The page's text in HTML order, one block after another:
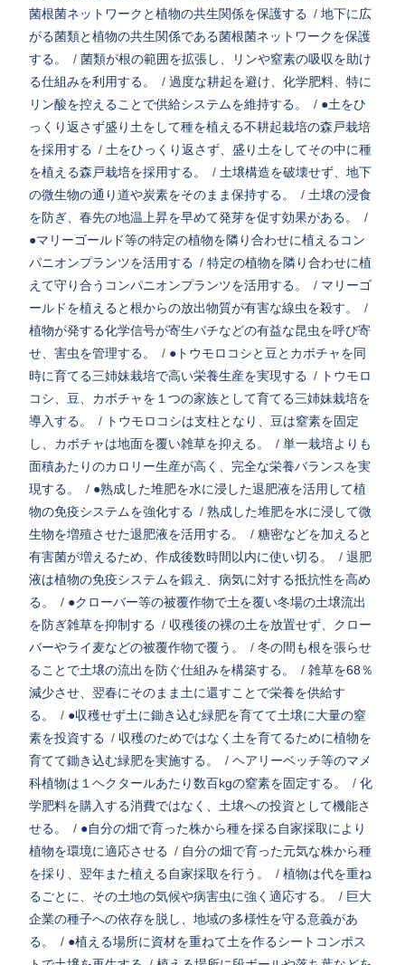
菌根菌ネットワークと植物の共生関係を保護する / 地下に広
がる菌類と植物の共生関係である菌根菌ネットワークを保護
する。
/ 菌類が根の範囲を拡張し、リンや窒素の吸収を助け
る仕組みを利用する。
/ 過度な耕起を避け、化学肥料、特に
リン酸を控えることで供給システムを維持する。
/ ●土をひ
っくり返さず盛り土をして種を植える不耕起栽培の森戸栽培
を採用する / 土をひっくり返さず、盛り土をしてその中に種
を植える森戸栽培を採用する。
/ 土壌構造を破壊せず、地下
の微生物の通り道や炭素をそのまま保持する。
/ 土壌の浸食
を防ぎ、春先の地温上昇を早めて発芽を促す効果がある。
/
●マリーゴールド等の特定の植物を隣り合わせに植えるコン
パニオンプランツを活用する / 特定の植物を隣り合わせに植
えて守り合うコンパニオンプランツを活用する。
/ マリーゴ
ールドを植えると根からの放出物質が有害な線虫を殺す。
/
植物が発する化学信号が寄生バチなどの有益な昆虫を呼び寄
せ、害虫を管理する。
/ ●トウモロコシと豆とカボチャを同
時に育てる三姉妹栽培で高い栄養生産を実現する / トウモロ
コシ、豆、カボチャを１つの家族として育てる三姉妹栽培を
導入する。
/ トウモロコシは支柱となり、豆は窒素を固定
し、カボチャは地面を覆い雑草を抑える。
/ 単一栽培よりも
面積あたりのカロリー生産が高く、完全な栄養バランスを実
現する。
/ ●熟成した堆肥を水に浸した退肥液を活用して植
物の免疫システムを強化する / 熟成した堆肥を水に浸して微
生物を増殖させた退肥液を活用する。
/ 糖密などを加えると
有害菌が増えるため、作成後数時間以内に使い切る。
/ 退肥
液は植物の免疫システムを鍛え、病気に対する抵抗性を高め
る。
/ ●クローバー等の被覆作物で土を覆い冬場の土壌流出
を防ぎ雑草を抑制する / 収穫後の裸の土を放置せず、クロー
バーやライ麦などの被覆作物で覆う。
/ 冬の間も根を張らせ
ることで土壌の流出を防ぐ仕組みを構築する。
/ 雑草を68％
減少させ、翌春にそのまま土に還すことで栄養を供給す
る。
/ ●収穫せず土に鋤き込む緑肥を育てて土壌に大量の窒
素を投資する / 収穫のためではなく土を育てるために植物を
育てて鋤き込む緑肥を実施する。
/ ヘアリーベッチ等のマメ
科植物は１ヘクタールあたり数百kgの窒素を固定する。
/ 化
学肥料を購入する消費ではなく、土壌への投資として機能さ
せる。
/ ●自分の畑で育った株から種を採る自家採取により
植物を環境に適応させる / 自分の畑で育った元気な株から種
を採り、翌年また植える自家採取を行う。
/ 植物は代を重ね
るごとに、その土地の気候や病害虫に強く適応する。
/ 巨大
企業の種子への依存を脱し、地域の多様性を守る意義があ
る。
/ ●植える場所に資材を重ねて土を作るシートコンポス